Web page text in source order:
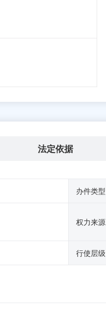
法定依据
办件类型
权力来源
行使层级